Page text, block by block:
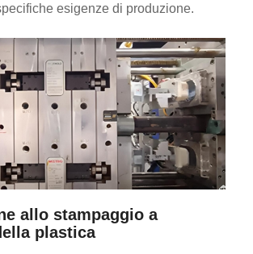
esigenze di produzione.
allo stampaggio a
plastica